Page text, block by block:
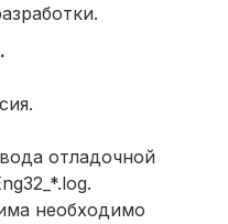
отладочной
необходимо